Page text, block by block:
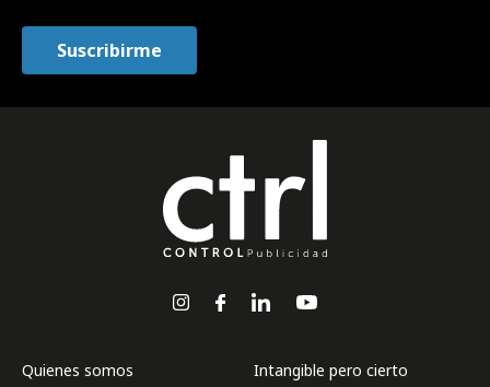
Quienes somos
Intangible pero cierto